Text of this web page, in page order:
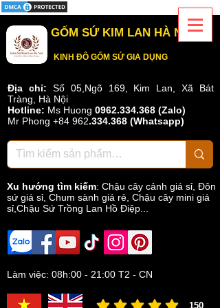
GỐM SỨ KIM LAN HÀ NỘI
KINH ĐÔ GỐM SỨ GIA DỤNG
Địa chỉ: Số 05,Ngõ 169, Kim Lan, Xã Bát
Tràng, Hà Nội
Hotline: Ms Huong 0962.334.368 (Zalo)
Mr Phong +84 962.334.368 (Whatsapp)
Xu hướng tìm kiếm: Chậu cây cảnh giá sỉ Đôn
sứ giá sỉ Chum sành giá rẻ Chậu cây mini giá
sỉ,Chậu Sứ Trồng Lan Hồ Điệp...
Làm việc: 08h:00 - 21:00 T2 - CN
150